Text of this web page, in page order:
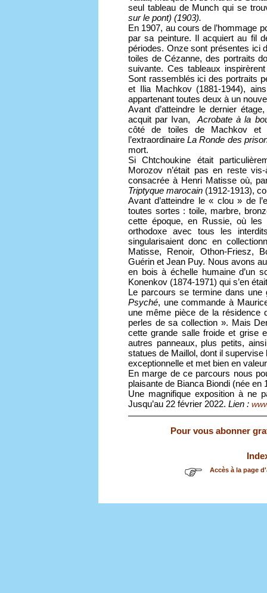
seul tableau de Munch qui se
sur le pont) (1903).
En 1907, au cours de l’hommage
par sa peinture. Il acquiert au fil
périodes. Onze sont présentes ici
toiles de Cézanne, des portraits
suivante. Ces tableaux
Sont rassemblés ici des portraits
et Ilia Machkov (1881-1944),
appartenant toutes deux à un
Avant d’atteindre le dernier
acquit par Ivan,Acrobate à la
côté de toiles de Machkov et
l’extraordinaireLa Ronde des
mort.
Si Chtchoukine était
Morozov n’était pas en reste
consacrée à Henri Matisse où,
Triptyque marocain (1912-1913),
Avant d’atteindre le « clou » de
toutes sortes : toile, marbre,
cette époque, en Russie, où les
orthodoxe avec tous les
singularisaient donc en
Matisse, Renoir, Othon-Friesz,
Guérin et Jean Puy. Nous avons
en bois à échelle humaine d’un
Konenkov (1874-1971) qui s’en
Le parcours se termine dans
Psyché, une commande à
une même pièce de la résidence
perles de sa collection ». Mais
cette grande salle froide et grise
autres panneaux, plus petits,
statues de Maillol, dont il
exceptionnelle et met bien en
En marge de ce parcours nous
plaisante de Bianca Biondi (née en
Une magnifique exposition à ne
Jusqu’au 22 février 2022. Lien :
Pour vous abonner
Accès à la page